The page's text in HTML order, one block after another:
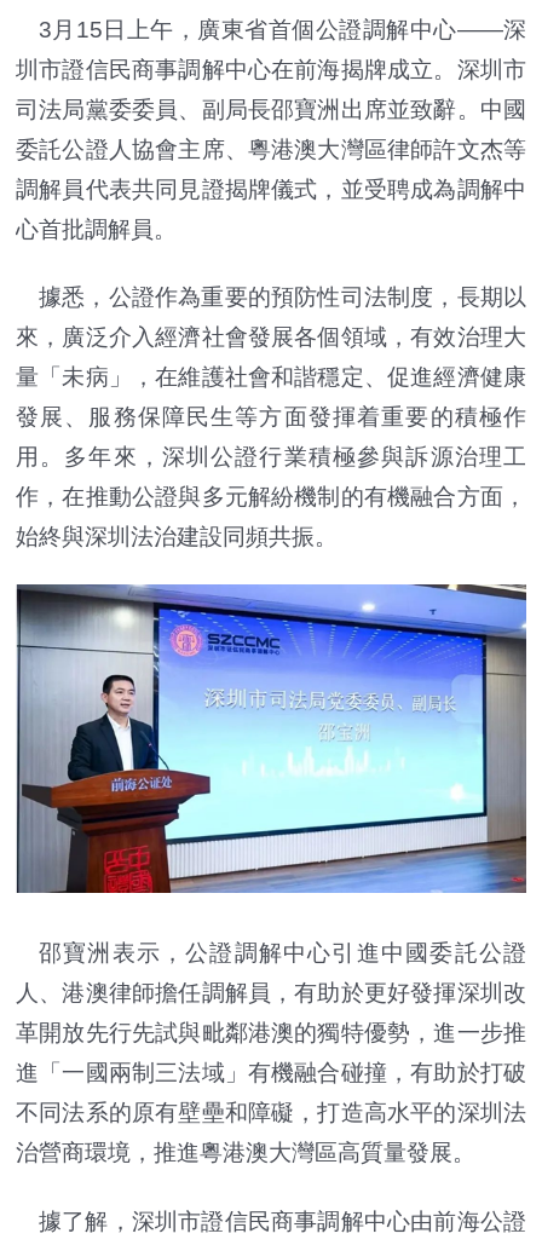
3月15日上午，廣東省首個公證調解中心——深
圳市證信民商事調解中心在前海揭牌成立。深圳市
司法局黨委委員、副局長邵寶洲出席並致辭。中國
委託公證人協會主席、粵港澳大灣區律師許文杰等
調解員代表共同見證揭牌儀式，並受聘成為調解中
心首批調解員。
據悉，公證作為重要的預防性司法制度，長期以
來，廣泛介入經濟社會發展各個領域，有效治理大
量「未病」，在維護社會和諧穩定、促進經濟健康
發展、服務保障民生等方面發揮着重要的積極作
用。多年來，深圳公證行業積極參與訴源治理工
作，在推動公證與多元解紛機制的有機融合方面，
始終與深圳法治建設同頻共振。
邵寶洲表示，公證調解中心引進中國委託公證
人、港澳律師擔任調解員，有助於更好發揮深圳改
革開放先行先試與毗鄰港澳的獨特優勢，進一步推
進「一國兩制三法域」有機融合碰撞，有助於打破
不同法系的原有壁壘和障礙，打造高水平的深圳法
治營商環境，推進粵港澳大灣區高質量發展。
據了解，深圳市證信民商事調解中心由前海公證